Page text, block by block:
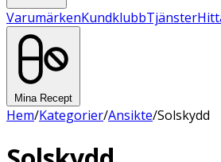
VarumärkenKundklubbTjänster
Mina Recept
Hem/Kategorier/Ansikte/Solskydd